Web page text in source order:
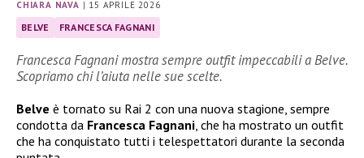
CHIARA NAVA | 15 APRILE 2026
BELVE FRANCESCA FAGNANI
Francesca Fagnani mostra sempre outfit impeccabili a Belve.
Scopriamo chi l’aiuta nelle sue scelte.
Belve è tornato su Rai 2 con una nuova stagione, sempre
condotta da Francesca Fagnani, che ha mostrato un outfit
che ha conquistato tutti i telespettatori durante la seconda